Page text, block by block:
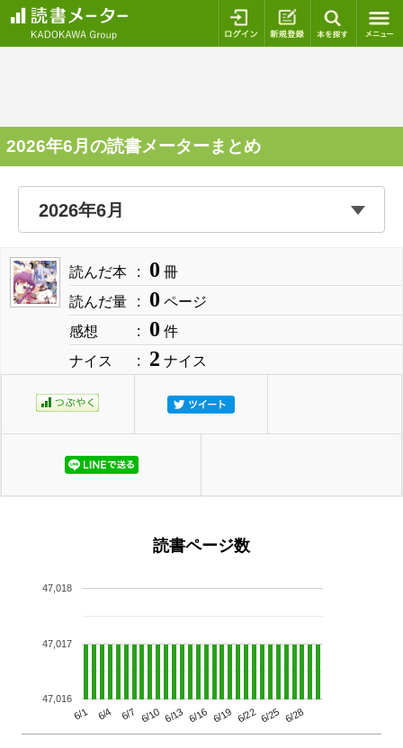
ログイン 新規登録
2026年6月の読書メーターまとめ
読んだ本 0 冊
読んだ量
0 ページ
感想
0 件
ナイス
2 ナイス
読書ページ数
6/1 6/4 6/7 6/10 6/13 6/16 6/19 6/22 6/25 6/28
47,016
47,017
47,018